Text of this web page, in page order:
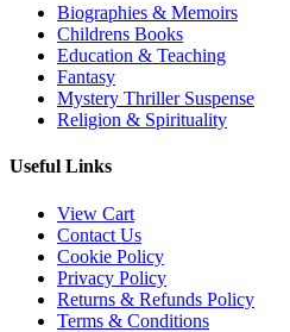
Biographies & Memoirs
Childrens Books
Education & Teaching
Fantasy
Mystery Thriller Suspense
Religion & Spirituality
Useful Links
View Cart
Contact Us
Cookie Policy
Privacy Policy
Returns & Refunds Policy
Terms & Conditions